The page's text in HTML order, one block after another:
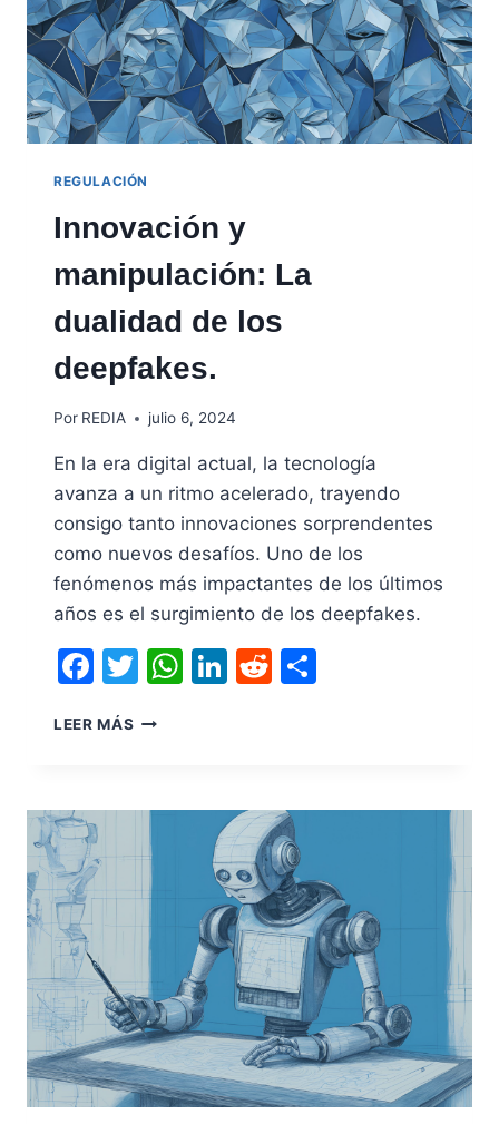
REGULACIÓN
Innovación y
manipulación: La
dualidad de los
deepfakes.
Por REDIA julio 6, 2024
En la era digital actual, la tecnología
avanza a un ritmo acelerado, trayendo
consigo tanto innovaciones sorprendentes
como nuevos desafíos. Uno de los
fenómenos más impactantes de los últimos
años es el surgimiento de los deepfakes.
Facebook
Twitter
WhatsApp
LinkedIn
Reddit
LEER MÁS